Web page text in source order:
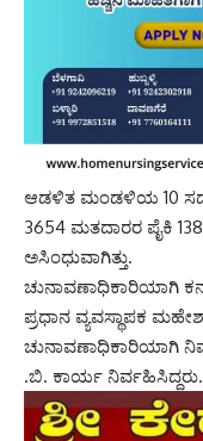
ಆಡಳಿತ ಮಂಡಳಿಯ 10 ಸದಸ್ಯ
3654 ಮತದಾರರ ಪೈಕಿ
ಅಸಿಂಧುವಾಗಿತ್ತು.
ಚುನಾವಣಾಧಿಕಾರಿಯಾಗಿ
ಪ್ರಧಾನ ವ್ಯವಸ್ಥಾಪಕ
ಚುನಾವಣಾಧಿಕಾರಿಯಾಗಿ
.ಬಿ. ಕಾರ್ಯ ನಿರ್ವಹಿಸಿದ್ದರು.